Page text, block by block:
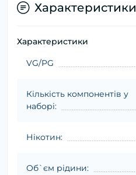
Характеристики
Характеристики
VG/PG
Кількість компонентів у
наборі:
Нікотин:
Об`єм рідини: